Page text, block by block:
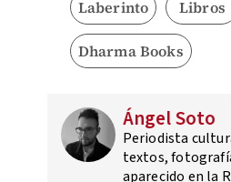
Laberinto Libros
Dharma Books
Ángel Soto
Periodista
textos,
aparecido en la